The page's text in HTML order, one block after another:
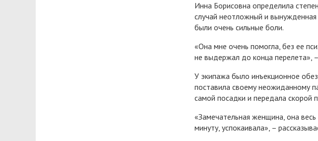
Инна Борисовна определила
случай неотложный и
были очень сильные боли.
«Она мне очень помогла, без ее
не выдержал до конца перелета»,
У экипажа было инъекционное
поставила своему неожиданному
самой посадки и передала скорой
«Замечательная женщина, она
минуту, успокаивала», –